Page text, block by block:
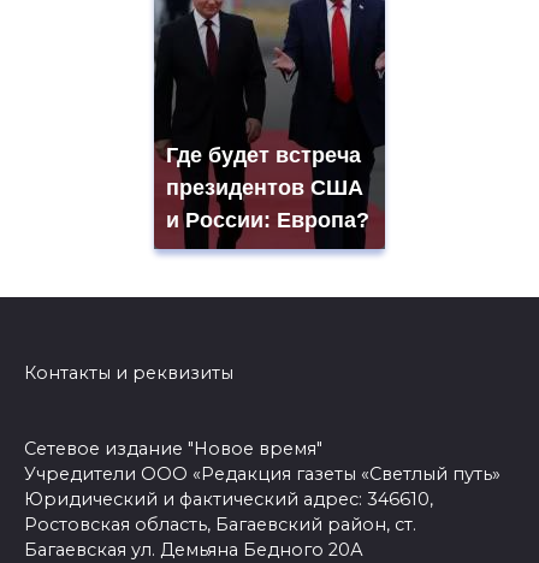
Где будет встреча
президентов США
и России: Европа?
Контакты и реквизиты
Сетевое издание "Новое время"
Учредители ООО «Редакция газеты «Светлый путь»
Юридический и фактический адрес: 346610,
Ростовская область, Багаевский район, ст.
Багаевская ул. Демьяна Бедного 20А